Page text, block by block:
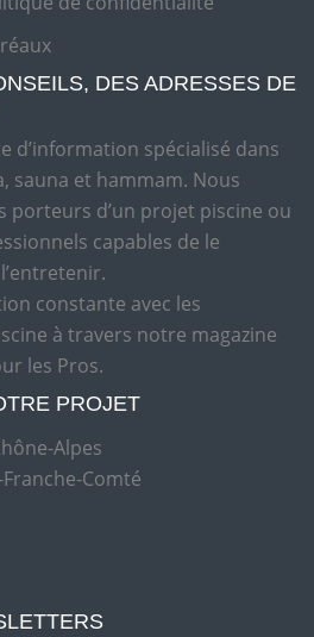
DES ADRESSES DE
d’information spécialisé dans
sauna et hammam. Nous
porteurs d’un projet piscine ou
capables de le
constante avec les
à travers notre magazine
les Pros.
PROJET
Alpes
Comté